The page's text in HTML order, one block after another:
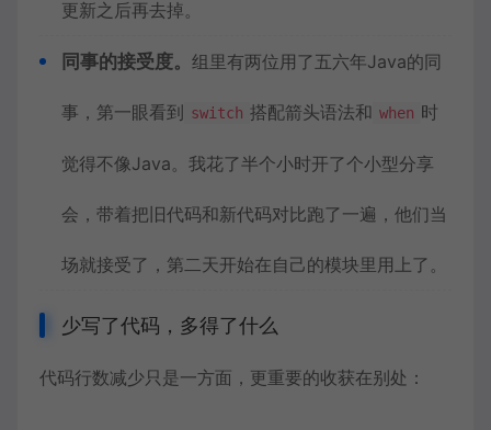
更新之后再去掉。
同事的接受度。 组里有两位用了五六年Java的同
事，第一眼看到 switch 搭配箭头语法和 when 时
觉得不像Java。我花了半个小时开了个小型分享
会，带着把旧代码和新代码对比跑了一遍，他们当
场就接受了，第二天开始在自己的模块里用上了。
少写了代码，多得了什么
代码行数减少只是一方面，更重要的收获在别处：